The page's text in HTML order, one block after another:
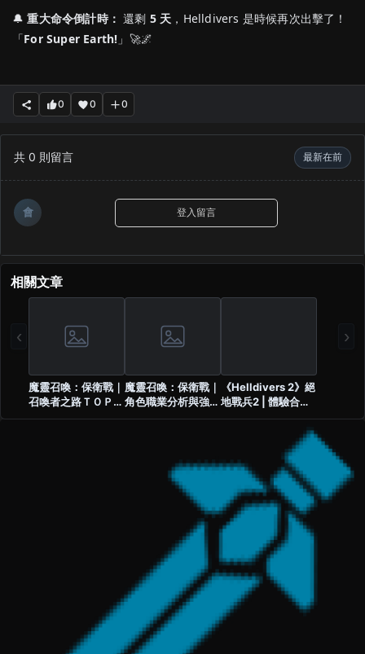
🔔重大命令倒計時： 還剩 5 天 ，Helldivers 是時候再次出擊了！
「For Super Earth! 」🚀🌌
0 0 0
共 0 則留言 最新在前
會 登入留言
相關文章
‹
魔靈召喚：保衛戰｜
召喚者之路ＴＯＰ１
０優先選擇推薦
魔靈召喚：保衛戰｜
角色職業分析與強度
排行（開服懶人包）
《Helldivers 2》絕
地戰兵2 | 體驗合作
樂趣與非預期誤傷的
›